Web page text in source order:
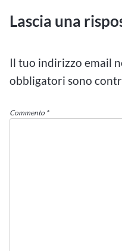
Lascia una
Il tuo indirizzo email
obbligatori sono
Commento *